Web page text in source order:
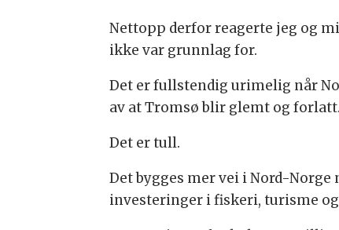
Nettopp derfor reagerte jeg og
ikke var grunnlag for.
Det er fullstendig urimelig når
av at Tromsø blir glemt og forlatt.
Det er tull.
Det bygges mer vei i Nord-
investeringer i fiskeri, turisme